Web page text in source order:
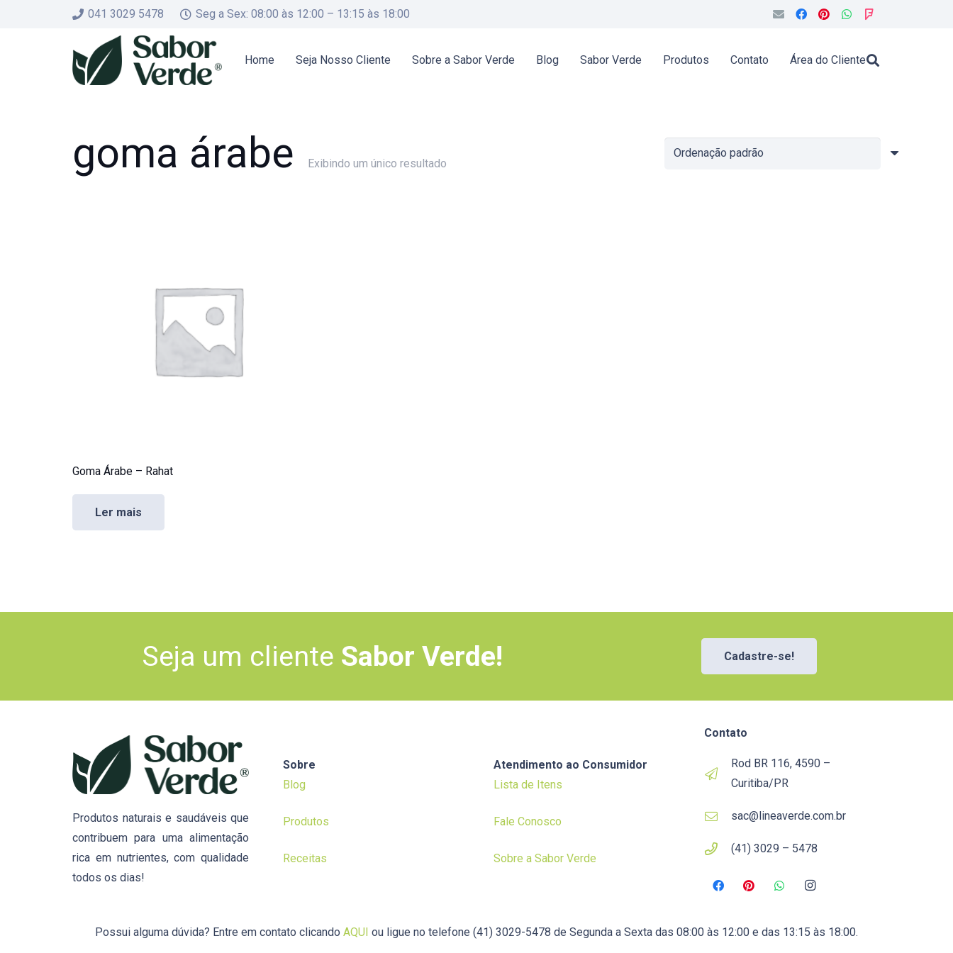
041 3029 5478 Seg a Sex: 08:00 às 12:00 – 13:15 às 18:00
Home Seja Nosso Cliente Sobre a Sabor Verde Blog Sabor Verde Produtos Contato Área do Cliente
goma árabe Exibindo um único resultado
Goma Árabe – Rahat
Ler mais
Seja um cliente Sabor Verde! Cadastre-se!
Produtos naturais e saudáveis que
contribuem para uma alimentação
rica em nutrientes, com qualidade
todos os dias!
Sobre
Blog
Produtos
Receitas
Atendimento ao Consumidor
Lista de Itens
Fale Conosco
Sobre a Sabor Verde
Contato
Rod BR 116, 4590 –
Curitiba/PR
sac@lineaverde.com.br
(41) 3029 – 5478
Possui alguma dúvida? Entre em contato clicando AQUI ou ligue no telefone (41) 3029-5478 de Segunda a Sexta das 08:00 às 12:00 e das 13:15 às 18:00.